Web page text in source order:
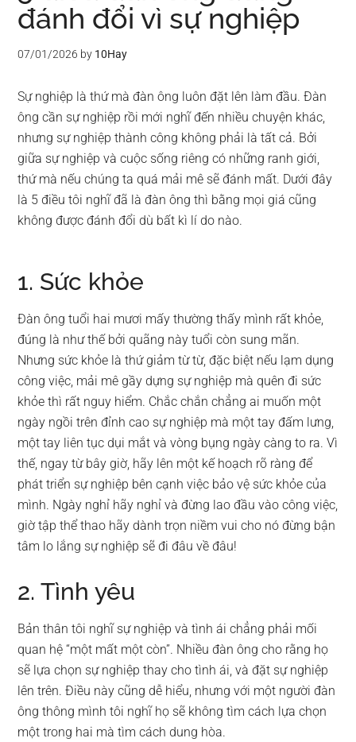
đánh đổi vì sự nghiệp
07/01/2026 by 10Hay
Sự nghiệp là thứ mà đàn ông luôn đặt lên làm đầu. Đàn
ông cần sự nghiệp rồi mới nghĩ đến nhiều chuyện khác,
nhưng sự nghiệp thành công không phải là tất cả. Bởi
giữa sự nghiệp và cuộc sống riêng có những ranh giới,
thứ mà nếu chúng ta quá mải mê sẽ đánh mất. Dưới đây
là 5 điều tôi nghĩ đã là đàn ông thì bằng mọi giá cũng
không được đánh đổi dù bất kì lí do nào.
1. Sức khỏe
Đàn ông tuổi hai mươi mấy thường thấy mình rất khỏe,
đúng là như thế bởi quãng này tuổi còn sung mãn.
Nhưng sức khỏe là thứ giảm từ từ, đặc biệt nếu lạm dụng
công việc, mải mê gầy dựng sự nghiệp mà quên đi sức
khỏe thì rất nguy hiểm. Chắc chắn chẳng ai muốn một
ngày ngồi trên đỉnh cao sự nghiệp mà một tay đấm lưng,
một tay liên tục dụi mắt và vòng bụng ngày càng to ra. Vì
thế, ngay từ bây giờ, hãy lên một kế hoạch rõ ràng để
phát triển sự nghiệp bên cạnh việc bảo vệ sức khỏe của
mình. Ngày nghỉ hãy nghỉ và đừng lao đầu vào công việc,
giờ tập thể thao hãy dành trọn niềm vui cho nó đừng bận
tâm lo lắng sự nghiệp sẽ đi đâu về đâu!
2. Tình yêu
Bản thân tôi nghĩ sự nghiệp và tình ái chẳng phải mối
quan hệ “một mất một còn”. Nhiều đàn ông cho rằng họ
sẽ lựa chọn sự nghiệp thay cho tình ái, và đặt sự nghiệp
lên trên. Điều này cũng dễ hiểu, nhưng với một người đàn
ông thông mình tôi nghĩ họ sẽ không tìm cách lựa chọn
một trong hai mà tìm cách dung hòa.